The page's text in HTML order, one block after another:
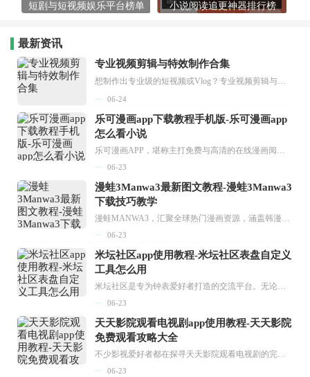
短剧与短视频娱乐平台榜单 小说阅读追更神器排行榜
最新资讯
专业视频剪辑与特效制作合集
想制作出专业级的短视频或Vlog？专业视频剪辑与特效制作大全专题为你提供了从剪辑、抠像到特效包装的全套解决方案。无论是添加炫酷的片头、进行精准的视频抠图，还是制...
06-24
乐可漫画app下载教程手机版-乐可漫画app
怎么看小说
乐可漫画APP，堪称主打免费与高清的在线漫画阅读神器。其官方版提供海量完整版漫画资源，无论是国内漫画，还是日漫、韩漫、台漫、美漫等国外漫画，应有尽有，随时供你阅读。只需轻点一下，便能直接进入阅读界面。不仅如此，乐可漫画最新版本更新速度极快，在这里，你总能抢先看到全网一手漫画章节内容！...
06-23
漫蛙3Manwa3最新图文教程-漫蛙3Manwa3
下载技巧教学
漫蛙MANWA3，汇聚全球热门漫画资源，涵盖韩漫、欧美漫画、国漫等多种类型，题材丰富多样，全方位满足用户阅读喜好。它不仅是阅读平台，更是创作平台，为广大用户打造零门槛创作环境。...
06-23
米坛社区app使用教程-米坛社区表盘自定义
工具怎么用
米坛社区是专为钟表爱好者打造的交流平台。无论你是初涉钟表领域的普通爱好者，还是拥有多年收藏经验的资深玩家，都能在此找到属于自己的天地。 无需注册，就能轻松参与其中。通过专业的讨论论坛与丰富的交互功能，你可与世界各地的钟表爱好者畅快交流。若你钟情于钟表，米坛社区无疑是值得一试的理想之选。在这里，你能获取最新的手表资讯，交流见解，提升鉴赏品味，让每一块手表都成为收藏故事中重要的一部分。感兴趣的朋友，不要错过下载机会。...
06-23
天天影院观看电视剧app使用教程-天天影院
免费观看攻略大全
不少影视爱好者都在探寻天天影院观看电视剧的完整方法，结合最新平台使用规则，本篇新手入门攻略全面讲解观看渠道、检索流程、播放设置以及画面模式调整等实用内容。全文适配手机、电脑等主流设备，步骤简洁易懂，无论是初次使用的新手，还是想要优化观影体验的用户，都能参照内容快速上手，熟练掌握平台各项操作技巧，轻松畅享影视内容。...
06-23